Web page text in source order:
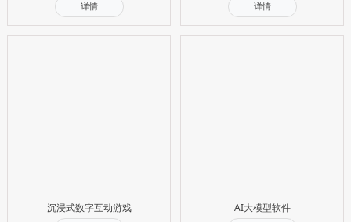
详情 详情
沉浸式数字互动游戏 AI大模型软件